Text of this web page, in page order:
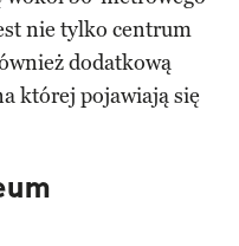
nie tylko centrum
dodatkową
której pojawiają się